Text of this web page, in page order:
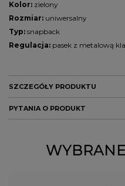
Kolor: zielony
Rozmiar: uniwersalny
Typ: snapback
Regulacja: pasek z metalową
SZCZEGÓŁY PRODUKTU
Marka PITBULL
MĘŻCZYZNA
PYTANIA O PRODUKT